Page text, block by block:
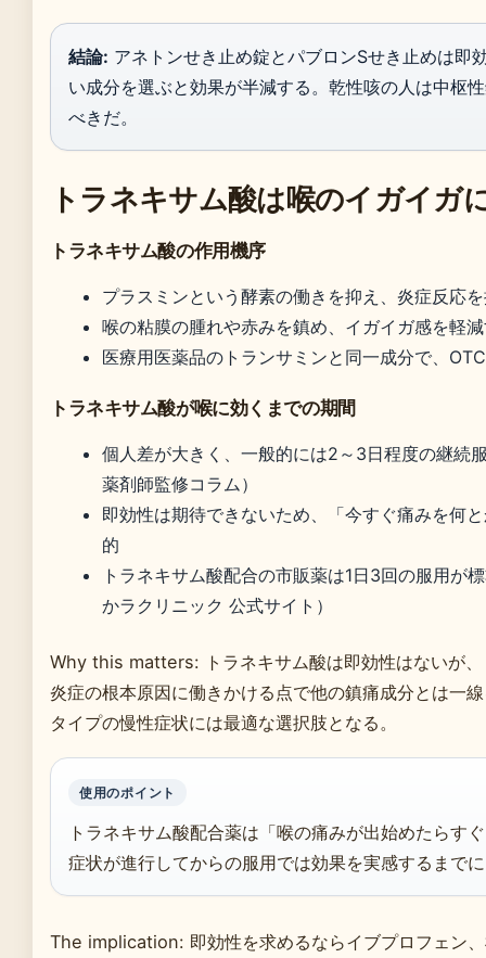
結論: アネトンせき止め錠とパブロンSせき止めは即
い成分を選ぶと効果が半減する。乾性咳の人は中枢
べきだ。
トラネキサム酸は喉のイガイガ
トラネキサム酸の作用機序
プラスミンという酵素の働きを抑え、炎症反応
喉の粘膜の腫れや赤みを鎮め、イガイガ感を軽
医療用医薬品のトランサミンと同一成分で、
トラネキサム酸が喉に効くまでの期間
個人差が大きく、一般的には2～3日程度の継続
薬剤師監修コラム）
即効性は期待できないため、「今すぐ痛みを何
的
トラネキサム酸配合の市販薬は1日3回の服用が
かラクリニック 公式サイト）
Why this matters: トラネキサム酸は即効性はないが、
炎症の根本原因に働きかける点で他の鎮痛成分とは一
タイプの慢性症状には最適な選択肢となる。
使用のポイント
トラネキサム酸配合薬は「喉の痛みが出始めたらす
症状が進行してからの服用では効果を実感するまで
The implication: 即効性を求めるならイブプロフェン